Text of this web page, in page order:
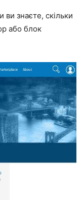
знаєте, скільки
або блок